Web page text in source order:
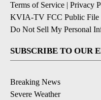
Terms of Service | Privacy
KVIA-TV FCC Public File
Do Not Sell My Personal
SUBSCRIBE TO OUR
Breaking News
Severe Weather